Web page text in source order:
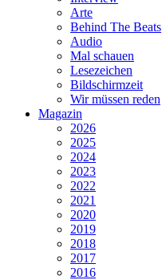
Arte
Behind The Beats
Audio
Mal schauen
Lesezeichen
Bildschirmzeit
Wir müssen reden
Magazin
2026
2025
2024
2023
2022
2021
2020
2019
2018
2017
2016